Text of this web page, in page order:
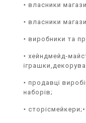
• власники
• власники
• виробники та
• хейндмейд-
• продавці
наборів;
•